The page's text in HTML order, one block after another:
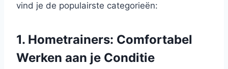
vind je de populairste categorieën:
1. Hometrainers: Comfortabel
Werken aan je Conditie